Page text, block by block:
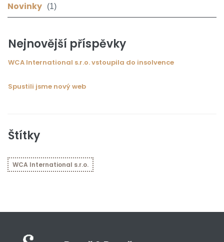
Novinky (1)
Nejnovější příspěvky
WCA International s.r.o. vstoupila do insolvence
Spustili jsme nový web
Štítky
WCA International s.r.o.